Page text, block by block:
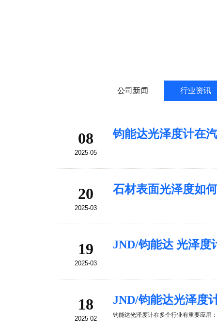
公司新闻 行业资讯
08
2025-05
钧能达光泽度计在
20
2025-03
石材表面光泽度如
19
2025-03
JND/钧能达 光泽度
18
2025-02
JND/钧能达光泽度
钧能达光泽度计在多个行业有重要应用